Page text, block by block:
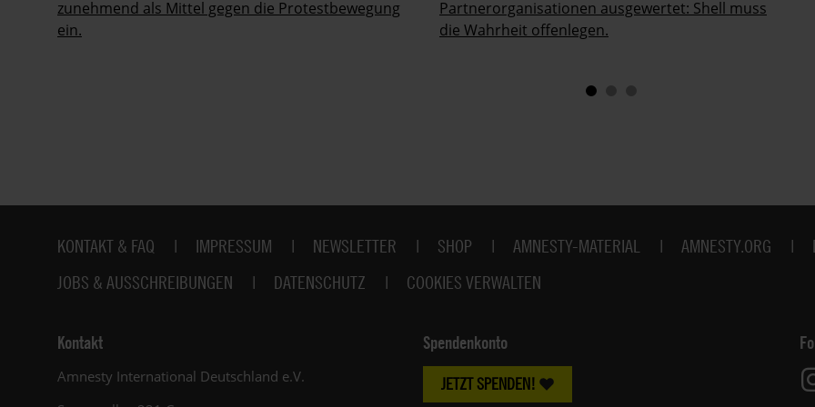
zunehmend als Mittel gegen die Protestbewegung
ein.
Partnerorganisationen ausgewertet: Shell muss
die Wahrheit offenlegen.
Fußbereich
KONTAKT & FAQ IMPRESSUM NEWSLETTER SHOP AMNESTY-MATERIAL AMNESTY.ORG
JOBS & AUSSCHREIBUNGEN
DATENSCHUTZ COOKIES VERWALTEN
Kontakt
Amnesty International Deutschland e.V.
Spendenkonto
JETZT SPENDEN!